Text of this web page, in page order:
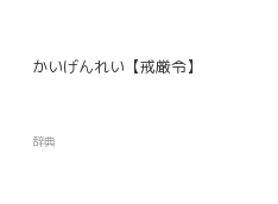
かいげんれい【戒厳令】
辞典